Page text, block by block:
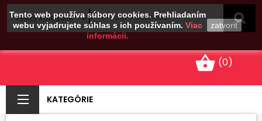
Tento web používa súbory cookies. Prehliadaním
webu vyjadrujete súhlas s ich používaním. Viac
informácii.
zatvoriť
shopping_basket (0)
KATEGÓRIE